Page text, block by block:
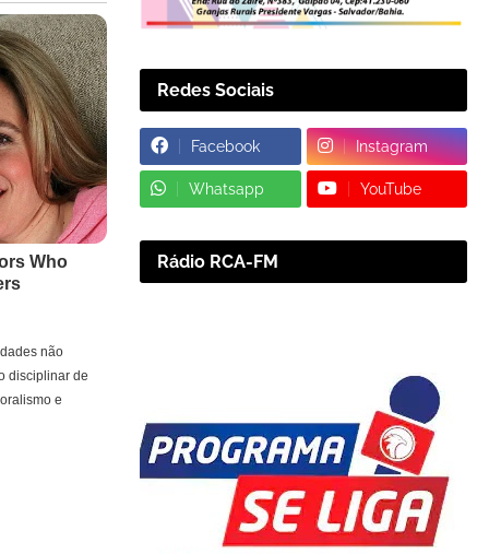
não
disciplinar de
e
Redes Sociais
Facebook Instagram
Whatsapp YouTube
Rádio RCA-FM